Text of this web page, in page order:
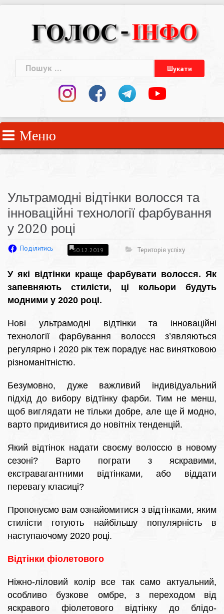
Пошук:
Меню
Ультрамодні відтінки волосся та
інноваційні технології фарбування
у 2020 році
Поділитись 30.12.2019 Територія успіху
У які відтінки краще фарбувати волосся. Як
запевняють стилісти, ці кольори будуть
модними у 2020 році.
Нові ультрамодні відтінки та інноваційні
технології фарбування волосся з’являються
регулярно і 2020 рік теж порадує нас винятковою
різноманітністю.
Безумовно, дуже важливий індивідуальний
підхід до вибору відтінку фарби. Тим не менш,
щоб виглядати не тільки добре, але ще й модно,
варто придивитися до новітніх тенденцій.
Який відтінок надати своєму волоссю в новому
сезоні? Варто пограти з яскравими,
екстравагантними відтінками, або віддати
перевагу класиці?
Пропонуємо вам ознайомитися з відтінками, яким
стилісти готують найбільшу популярність в
наступаючому 2020 році.
Відтінки фіолетового
Ніжно-ліловий колір все так само актуальний,
особливо бузкове омбре, з переходом від
яскравого фіолетового відтінку до блідо-